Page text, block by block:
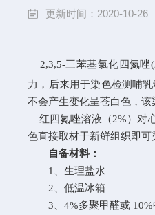
更新时间：2020-10-26
2,3,5-三苯基氯化四氮唑
力，后来用于染色检测哺
不会产生变化呈苍白色，
红四氮唑溶液（2%） 对
色直接取材于新鲜组织即
自备材料：
1
、生理盐水
2 、低温冰箱
3、4%多聚甲醛或